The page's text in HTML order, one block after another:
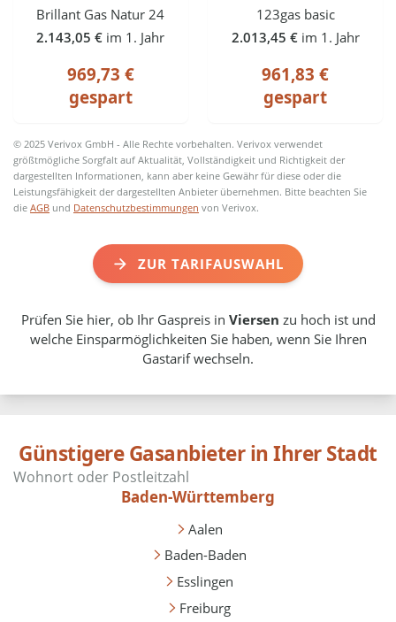
Brillant Gas Natur 24
2.143,05 € im 1. Jahr
969,73 €
gespart
123gas basic
2.013,45 € im 1. Jahr
961,83 €
gespart
© 2025 Verivox GmbH - Alle Rechte vorbehalten. Verivox verwendet
größtmögliche Sorgfalt auf Aktualität, Vollständigkeit und Richtigkeit der
dargestellten Informationen, kann aber keine Gewähr für diese oder die
Leistungsfähigkeit der dargestellten Anbieter übernehmen. Bitte beachten Sie
dieAGB und Datenschutzbestimmungen von Verivox.
ZUR TARIFAUSWAHL
Prüfen Sie hier, ob Ihr Gaspreis in Viersen zu hoch ist und
welche Einsparmöglichkeiten Sie haben, wenn Sie Ihren
Gastarif wechseln.
Günstigere Gasanbieter in Ihrer Stadt
Baden-Württemberg
Aalen
Baden-Baden
Esslingen
Freiburg